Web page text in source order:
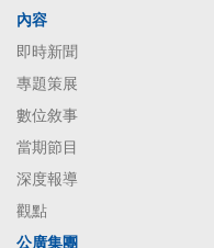
內容
即時新聞
專題策展
數位敘事
當期節目
深度報導
觀點
公廣集團